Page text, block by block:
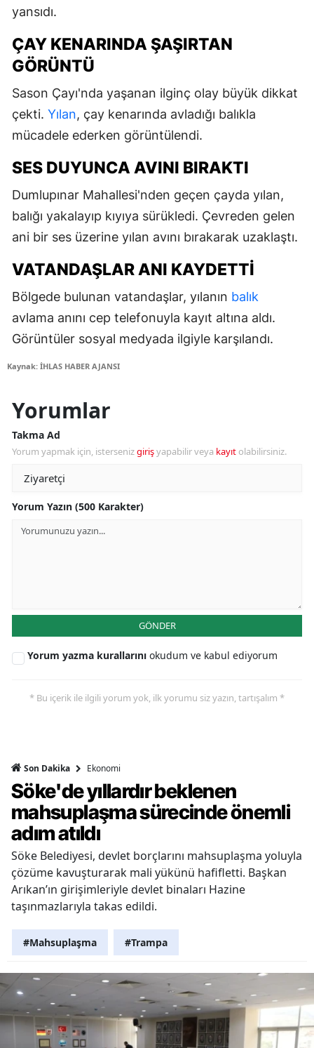
yansıdı.
ÇAY KENARINDA ŞAŞIRTAN
GÖRÜNTÜ
Sason Çayı'nda yaşanan ilginç olay büyük dikkat
çekti. Yılan, çay kenarında avladığı balıkla
mücadele ederken görüntülendi.
SES DUYUNCA AVINI BIRAKTI
Dumlupınar Mahallesi'nden geçen çayda yılan,
balığı yakalayıp kıyıya sürükledi. Çevreden gelen
ani bir ses üzerine yılan avını bırakarak uzaklaştı.
VATANDAŞLAR ANI KAYDETTI
Bölgede bulunan vatandaşlar, yılanın balık
avlama anını cep telefonuyla kayıt altına aldı.
Görüntüler sosyal medyada ilgiyle karşılandı.
Kaynak: İHLAS HABER AJANSI
Yorumlar
Takma Ad
Yorum yapmak için, istersenizgirişyapabilir veya kayıt olabilirsiniz.
Yorum Yazın (500 Karakter)
GÖNDER
Yorum yazma kurallarını okudum ve kabul ediyorum
* Bu içerik ile ilgili yorum yok, ilk yorumu siz yazın, tartışalım *
Son Dakika Ekonomi
Söke'de yıllardır beklenen
mahsuplaşma sürecinde önemli
adım atıldı
Söke Belediyesi, devlet borçlarını mahsuplaşma yoluyla
çözüme kavuşturarak mali yükünü hafifletti. Başkan
Arıkan’ın girişimleriyle devlet binaları Hazine
taşınmazlarıyla takas edildi.
#Mahsuplaşma #Trampa